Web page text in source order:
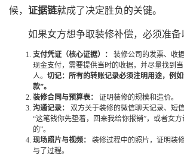
候， 证据链就成了决定胜负的关键。
如果女方想争取装修补偿，必须准备
支付凭证（核心证据）：
装修公司的发票、收
现金支付，需要提供当时的收据，并尽量找到
人。 切记：所有的转账记录必须注明用途，例
款”。
装修合同与预算表：
证明装修的规模和造价。
沟通记录：
双方关于装修的微信聊天记录、短
“这笔钱你先垫着，回来我给你报销”，或者女
的”。
现场照片与视频：
装修过程中的照片，证明装
与了过程。